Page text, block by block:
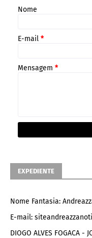
Nome
E-mail *
Mensagem *
EXPEDIENTE
Nome Fantasia:
E-mail:
DIOGO ALVES FOGACA -